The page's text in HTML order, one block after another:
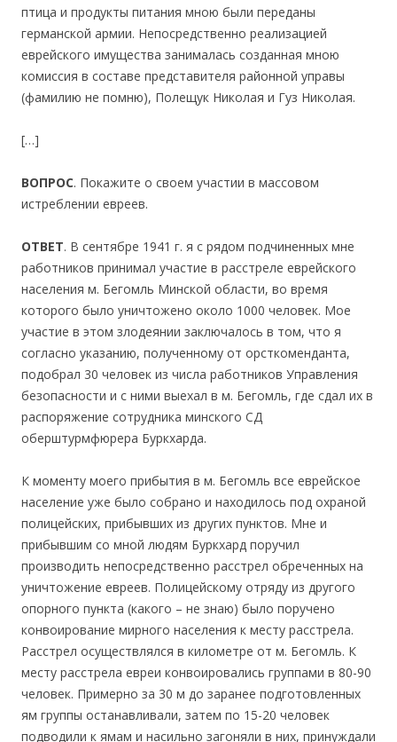
птица и продукты питания мною были переданы
германской армии. Непосредственно реализацией
еврейского имущества занималась созданная мною
комиссия в составе представителя районной управы
(фамилию не помню), Полещук Николая и Гуз Николая.
[…]
ВОПРОС. Покажите о своем участии в массовом
истреблении евреев.
ОТВЕТ. В сентябре 1941 г. я с рядом подчиненных мне
работников принимал участие в расстреле еврейского
населения м. Бегомль Минской области, во время
которого было уничтожено около 1000 человек. Мое
участие в этом злодеянии заключалось в том, что я
согласно указанию, полученному от орсткоменданта,
подобрал 30 человек из числа работников Управления
безопасности и с ними выехал в м. Бегомль, где сдал их в
распоряжение сотрудника минского СД
оберштурмфюрера Буркхарда.
К моменту моего прибытия в м. Бегомль все еврейское
население уже было собрано и находилось под охраной
полицейских, прибывших из других пунктов. Мне и
прибывшим со мной людям Буркхард поручил
производить непосредственно расстрел обреченных на
уничтожение евреев. Полицейскому отряду из другого
опорного пункта (какого – не знаю) было поручено
конвоирование мирного населения к месту расстрела.
Расстрел осуществлялся в километре от м. Бегомль. К
месту расстрела евреи конвоировались группами в 80-90
человек. Примерно за 30 м до заранее подготовленных
ям группы останавливали, затем по 15-20 человек
подводили к ямам и насильно загоняли в них, принуждали